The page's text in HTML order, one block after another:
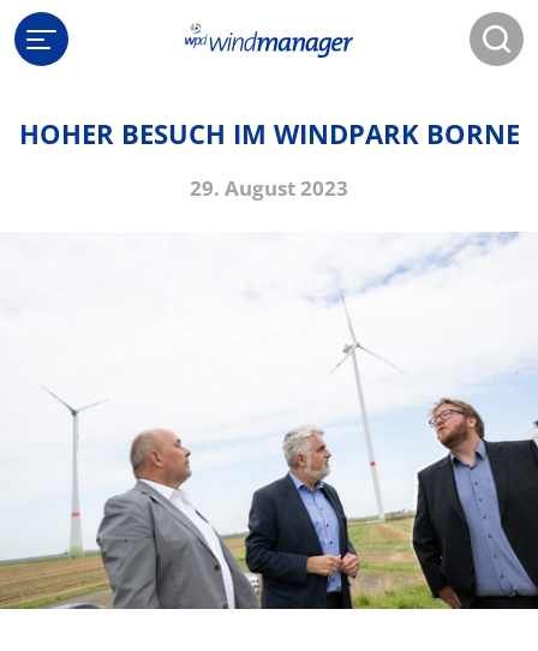
HOHER BESUCH IM WINDPARK BORNE
29. August 2023